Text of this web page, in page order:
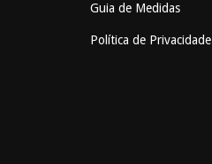
Guia de Medidas
Política de Privacidade